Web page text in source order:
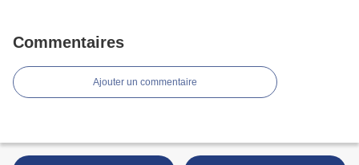
Commentaires
Ajouter un commentaire